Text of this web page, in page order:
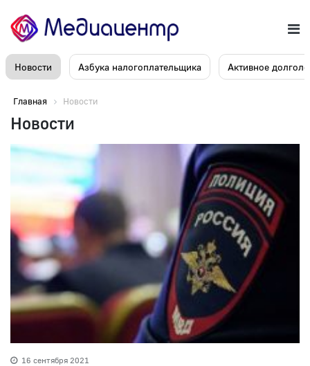
Новости Азбука налогоплательщика Активное
Главная Новости
Новости
16 сентября 2021